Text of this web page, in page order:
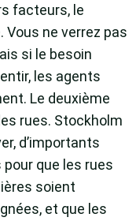
facteurs, le
ne verrez pas
si le besoin
les agents
Le deuxième
rues. Stockholm
d’importants
que les rues
soient
et que les